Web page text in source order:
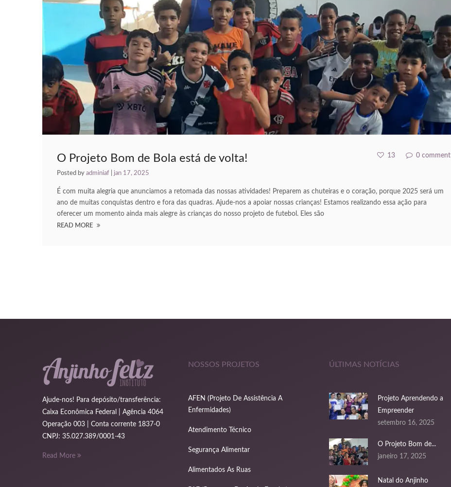
O Projeto Bom de Bola está de volta!
Posted by adminiaf jan 17, 2025
13 0 comment
É com muita alegria que anunciamos a retomada das nossas atividades! Preparem as chuteiras e o coração, porque 2025 será um
ano de muitas conquistas dentro e fora das quadras. Ajude-nos a apoiar nossas crianças! Estamos realizando essa ação para
oferecer um momento ainda mais alegre às crianças do nosso projeto de futebol. Eles são
READ MORE
Ajude-nos! Para depósito/transferência:
Caixa Econômica Federal | Agência 4064
Operação 003 | Conta corrente 1837-0
CNPJ: 35.027.389/0001-43
Read More
NOSSOS PROJETOS
AFEN (Projeto De Assistência A
Enfermidades)
Atendimento Técnico
Segurança Alimentar
Alimentados As Ruas
ÚLTIMAS NOTÍCIAS
Projeto Aprendendo a
Empreender
setembro 16, 2025
O Projeto Bom de...
janeiro 17, 2025
Natal do Anjinho